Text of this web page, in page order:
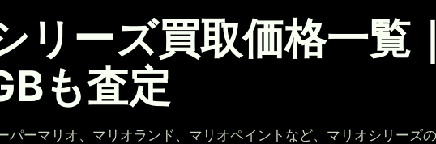
リーズ買取価格一覧
も査定
パーマリオ、マリオランド、マリオペイントなど、マリオシリーズ